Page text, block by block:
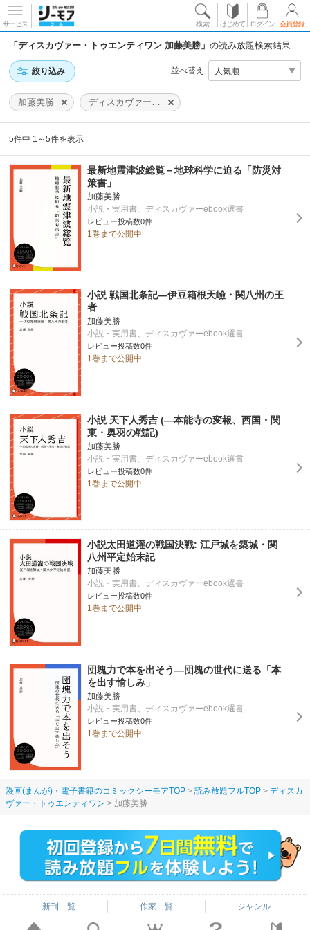
サービス 検索 はじめて ログイン 会員登録
「ディスカヴァー・トゥエンティワン 加藤美勝」の読み放題検索結果
絞り込み 並べ替え:
加藤美勝 ディスカヴァー・トゥエンティワン
5件中 1～5件を表示
最新地震津波総覧－地球科学に迫る「防災対
策書」
加藤美勝
小説・実用書、ディスカヴァーebook選書
レビュー投稿数0件
1巻まで公開中
小説 戦国北条記―伊豆箱根天嶮・関八州の王
者
加藤美勝
小説・実用書、ディスカヴァーebook選書
レビュー投稿数0件
1巻まで公開中
小説 天下人秀吉 (―本能寺の変報、西国・関
東・奥羽の戦記)
加藤美勝
小説・実用書、ディスカヴァーebook選書
レビュー投稿数0件
1巻まで公開中
小説太田道灌の戦国決戦: 江戸城を築城・関
八州平定始末記
加藤美勝
小説・実用書、ディスカヴァーebook選書
レビュー投稿数0件
1巻まで公開中
団塊力で本を出そう—団塊の世代に送る「本
を出す愉しみ」
加藤美勝
小説・実用書、ディスカヴァーebook選書
レビュー投稿数0件
1巻まで公開中
漫画(まんが)・電子書籍のコミックシーモアTOP 読み放題フルTOP
ディスカ
ヴァー・トゥエンティワン
加藤美勝
新刊一覧 作家一覧 ジャンル